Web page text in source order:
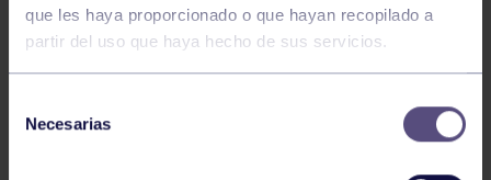
que les haya proporcionado o que hayan recopilado a
partir del uso que haya hecho de sus servicios.
Necesarias